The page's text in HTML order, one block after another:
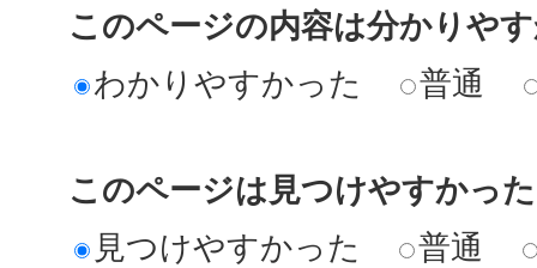
このページの内容は分かりや
わかりやすかった
普通
このページは見つけやすかっ
見つけやすかった
普通